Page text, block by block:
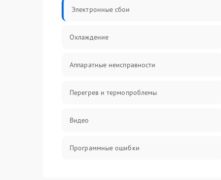
Электронные сбои
Охлаждение
Аппаратные неисправности
Перегрев и термопроблемы
Видео
Программные ошибки